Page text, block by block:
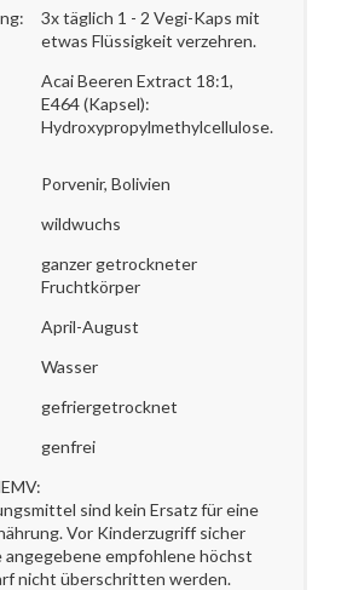
3x täglich 1 - 2 Vegi-Kaps mit
etwas Flüssigkeit verzehren.
Acai Beeren Extract 18:1,
E464 (Kapsel):
Hydroxypropylmethylcellulose.
Porvenir, Bolivien
wildwuchs
ganzer getrockneter
Fruchtkörper
April-August
Wasser
gefriergetrocknet
genfrei
sind kein Ersatz für eine
Vor Kinderzugriff sicher
angegebene empfohlene höchst
nicht überschritten werden.